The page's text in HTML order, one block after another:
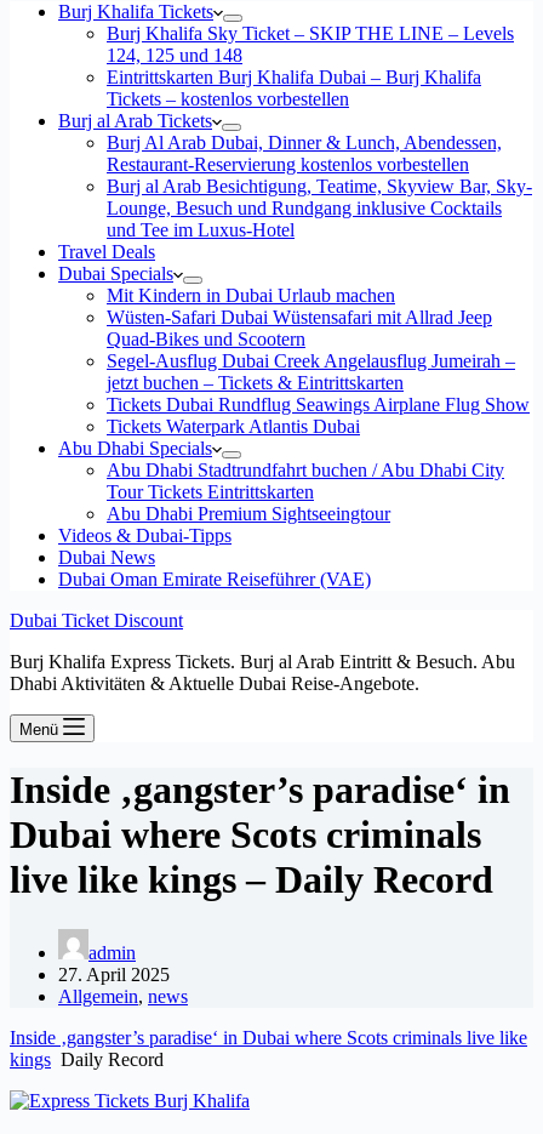
Burj Khalifa Tickets
Burj Khalifa Sky Ticket – SKIP THE LINE – Levels
124, 125 und 148
Eintrittskarten Burj Khalifa Dubai – Burj Khalifa
Tickets – kostenlos vorbestellen
Burj al Arab Tickets
Burj Al Arab Dubai, Dinner & Lunch, Abendessen,
Restaurant-Reservierung kostenlos vorbestellen
Burj al Arab Besichtigung, Teatime, Skyview Bar, Sky-
Lounge, Besuch und Rundgang inklusive Cocktails
und Tee im Luxus-Hotel
Travel Deals
Dubai Specials
Mit Kindern in Dubai Urlaub machen
Wüsten-Safari Dubai Wüstensafari mit Allrad Jeep
Quad-Bikes und Scootern
Segel-Ausflug Dubai Creek Angelausflug Jumeirah –
jetzt buchen – Tickets & Eintrittskarten
Tickets Dubai Rundflug Seawings Airplane Flug Show
Tickets Waterpark Atlantis Dubai
Abu Dhabi Specials
Abu Dhabi Stadtrundfahrt buchen / Abu Dhabi City
Tour Tickets Eintrittskarten
Abu Dhabi Premium Sightseeingtour
Videos & Dubai-Tipps
Dubai News
Dubai Oman Emirate Reiseführer (VAE)
Dubai Ticket Discount
Burj Khalifa Express Tickets. Burj al Arab Eintritt & Besuch. Abu
Dhabi Aktivitäten & Aktuelle Dubai Reise-Angebote.
Menü
Inside ‚gangster’s paradise‘ in
Dubai where Scots criminals
live like kings – Daily Record
admin
27. April 2025
Allgemein, news
Inside ‚gangster’s paradise‘ in Dubai where Scots criminals live like
kings Daily Record